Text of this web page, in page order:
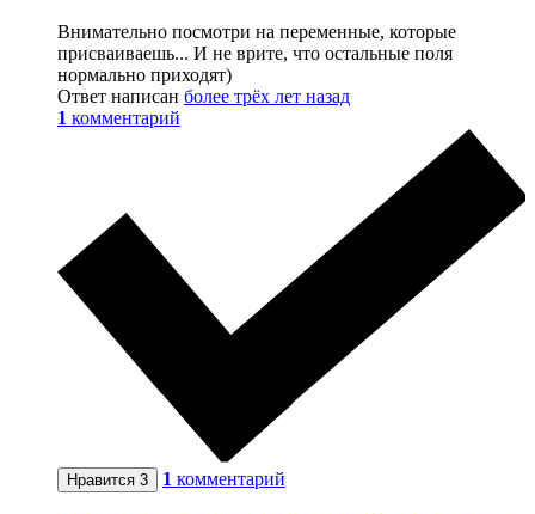
Внимательно посмотри на переменные, которые
присваиваешь... И не врите, что остальные поля
нормально приходят)
Ответ написан более трёх лет назад
1 комментарий
Нравится 3 1 комментарий